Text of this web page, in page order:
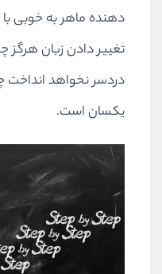
دهنده ماهر به خوبی با
تغییر دادن زبان هرگز
دردسر نخواهد
یکسان است.